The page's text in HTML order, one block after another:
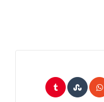
StumbleUpon
Tumblr